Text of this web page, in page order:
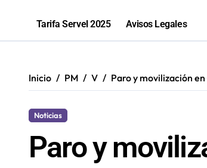
Tarifa Servel 2025 Avisos Legales
Inicio PM V Paro y movilización
Noticias
Paro y